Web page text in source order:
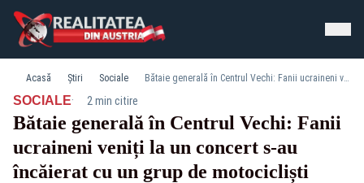
Acasă Știri Sociale Bătaie generală în Centrul Vechi: Fanii ucraineni veniți la un concert s-au încăierat cu un grup de motocicliști
SOCIALE· 2 min citire
Bătaie generală în Centrul Vechi: Fanii
ucraineni veniți la un concert s-au
încăierat cu un grup de motocicliști